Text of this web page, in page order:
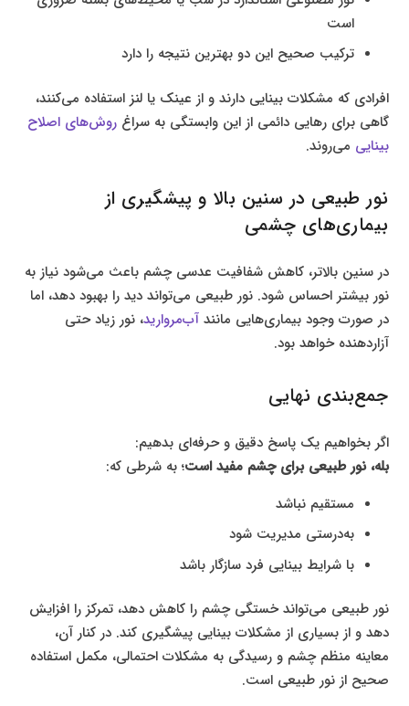
است
ترکیب صحیح این دو بهترین نتیجه را دارد
افرادی که مشکلات بینایی دارند و از عینک یا لنز استفاده می‌کنند،
گاهی برای رهایی دائمی از این وابستگی به سراغروش‌های اصلاح
بینایی می‌روند.
نور طبیعی در سنین بالا و پیشگیری از
بیماری‌های چشمی
در سنین بالاتر، کاهش شفافیت عدسی چشم باعث می‌شود نیاز به
نور بیشتر احساس شود. نور طبیعی می‌تواند دید را بهبود دهد، اما
در صورت وجود بیماری‌هایی مانندآب‌مروارید، نور زیاد حتی
آزاردهنده خواهد بود.
جمع‌بندی نهایی
اگر بخواهیم یک پاسخ دقیق و حرفه‌ای بدهیم:
بله، نور طبیعی برای چشم مفید است؛ به شرطی که:
مستقیم نباشد
به‌درستی مدیریت شود
با شرایط بینایی فرد سازگار باشد
نور طبیعی می‌تواند خستگی چشم را کاهش دهد، تمرکز را افزایش
دهد و از بسیاری از مشکلات بینایی پیشگیری کند. در کنار آن،
معاینه منظم چشم و رسیدگی به مشکلات احتمالی، مکمل استفاده
صحیح از نور طبیعی است.